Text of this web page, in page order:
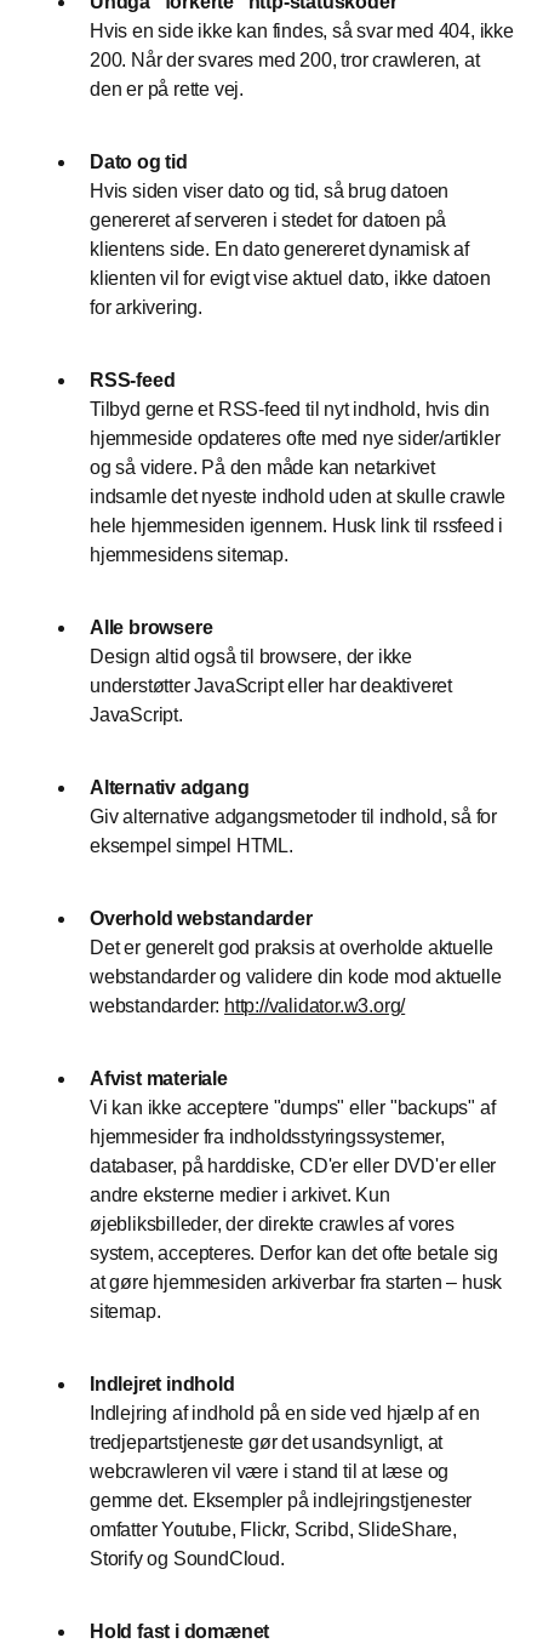
Hvis en side ikke kan findes, så svar med 404, ikke
200. Når der svares med 200, tror crawleren, at
den er på rette vej.
Dato og tid
Hvis siden viser dato og tid, så brug datoen
genereret af serveren i stedet for datoen på
klientens side. En dato genereret dynamisk af
klienten vil for evigt vise aktuel dato, ikke datoen
for arkivering.
RSS-feed
Tilbyd gerne et RSS-feed til nyt indhold, hvis din
hjemmeside opdateres ofte med nye sider/artikler
og så videre. På den måde kan netarkivet
indsamle det nyeste indhold uden at skulle crawle
hele hjemmesiden igennem. Husk link til rssfeed i
hjemmesidens sitemap.
Alle browsere
Design altid også til browsere, der ikke
understøtter JavaScript eller har deaktiveret
JavaScript.
Alternativ adgang
Giv alternative adgangsmetoder til indhold, så for
eksempel simpel HTML.
Overhold webstandarder
Det er generelt god praksis at overholde aktuelle
webstandarder og validere din kode mod aktuelle
webstandarder: http://validator.w3.org/
Afvist materiale
Vi kan ikke acceptere "dumps" eller "backups" af
hjemmesider fra indholdsstyringssystemer,
databaser, på harddiske, CD'er eller DVD'er eller
andre eksterne medier i arkivet. Kun
øjebliksbilleder, der direkte crawles af vores
system, accepteres. Derfor kan det ofte betale sig
at gøre hjemmesiden arkiverbar fra starten – husk
sitemap.
Indlejret indhold
Indlejring af indhold på en side ved hjælp af en
tredjepartstjeneste gør det usandsynligt, at
webcrawleren vil være i stand til at læse og
gemme det. Eksempler på indlejringstjenester
omfatter Youtube, Flickr, Scribd, SlideShare,
Storify og SoundCloud.
Hold fast i domænet